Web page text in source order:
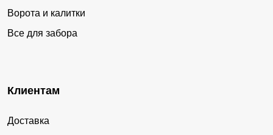
Ворота и калитки
Все для забора
Клиентам
Доставка